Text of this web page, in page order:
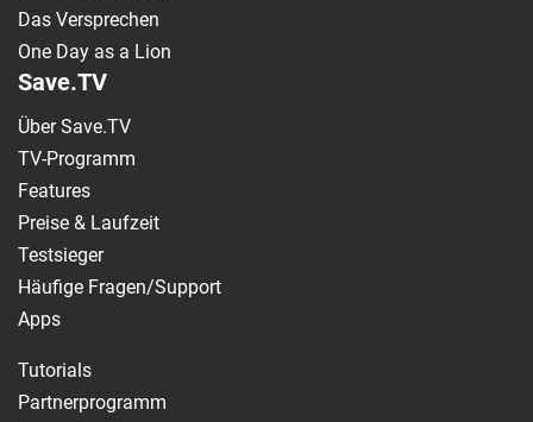
Das Versprechen
One Day as a Lion
Save.TV
Über Save.TV
TV-Programm
Features
Preise & Laufzeit
Testsieger
Häufige Fragen/Support
Apps
Tutorials
Partnerprogramm